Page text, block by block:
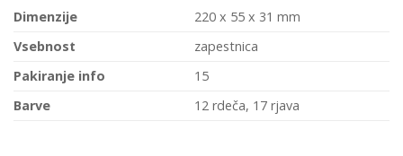
Dimenzije
220 x 55 x 31 mm
Vsebnost
zapestnica
Pakiranje info
15
Barve
12 rdeča, 17 rjava